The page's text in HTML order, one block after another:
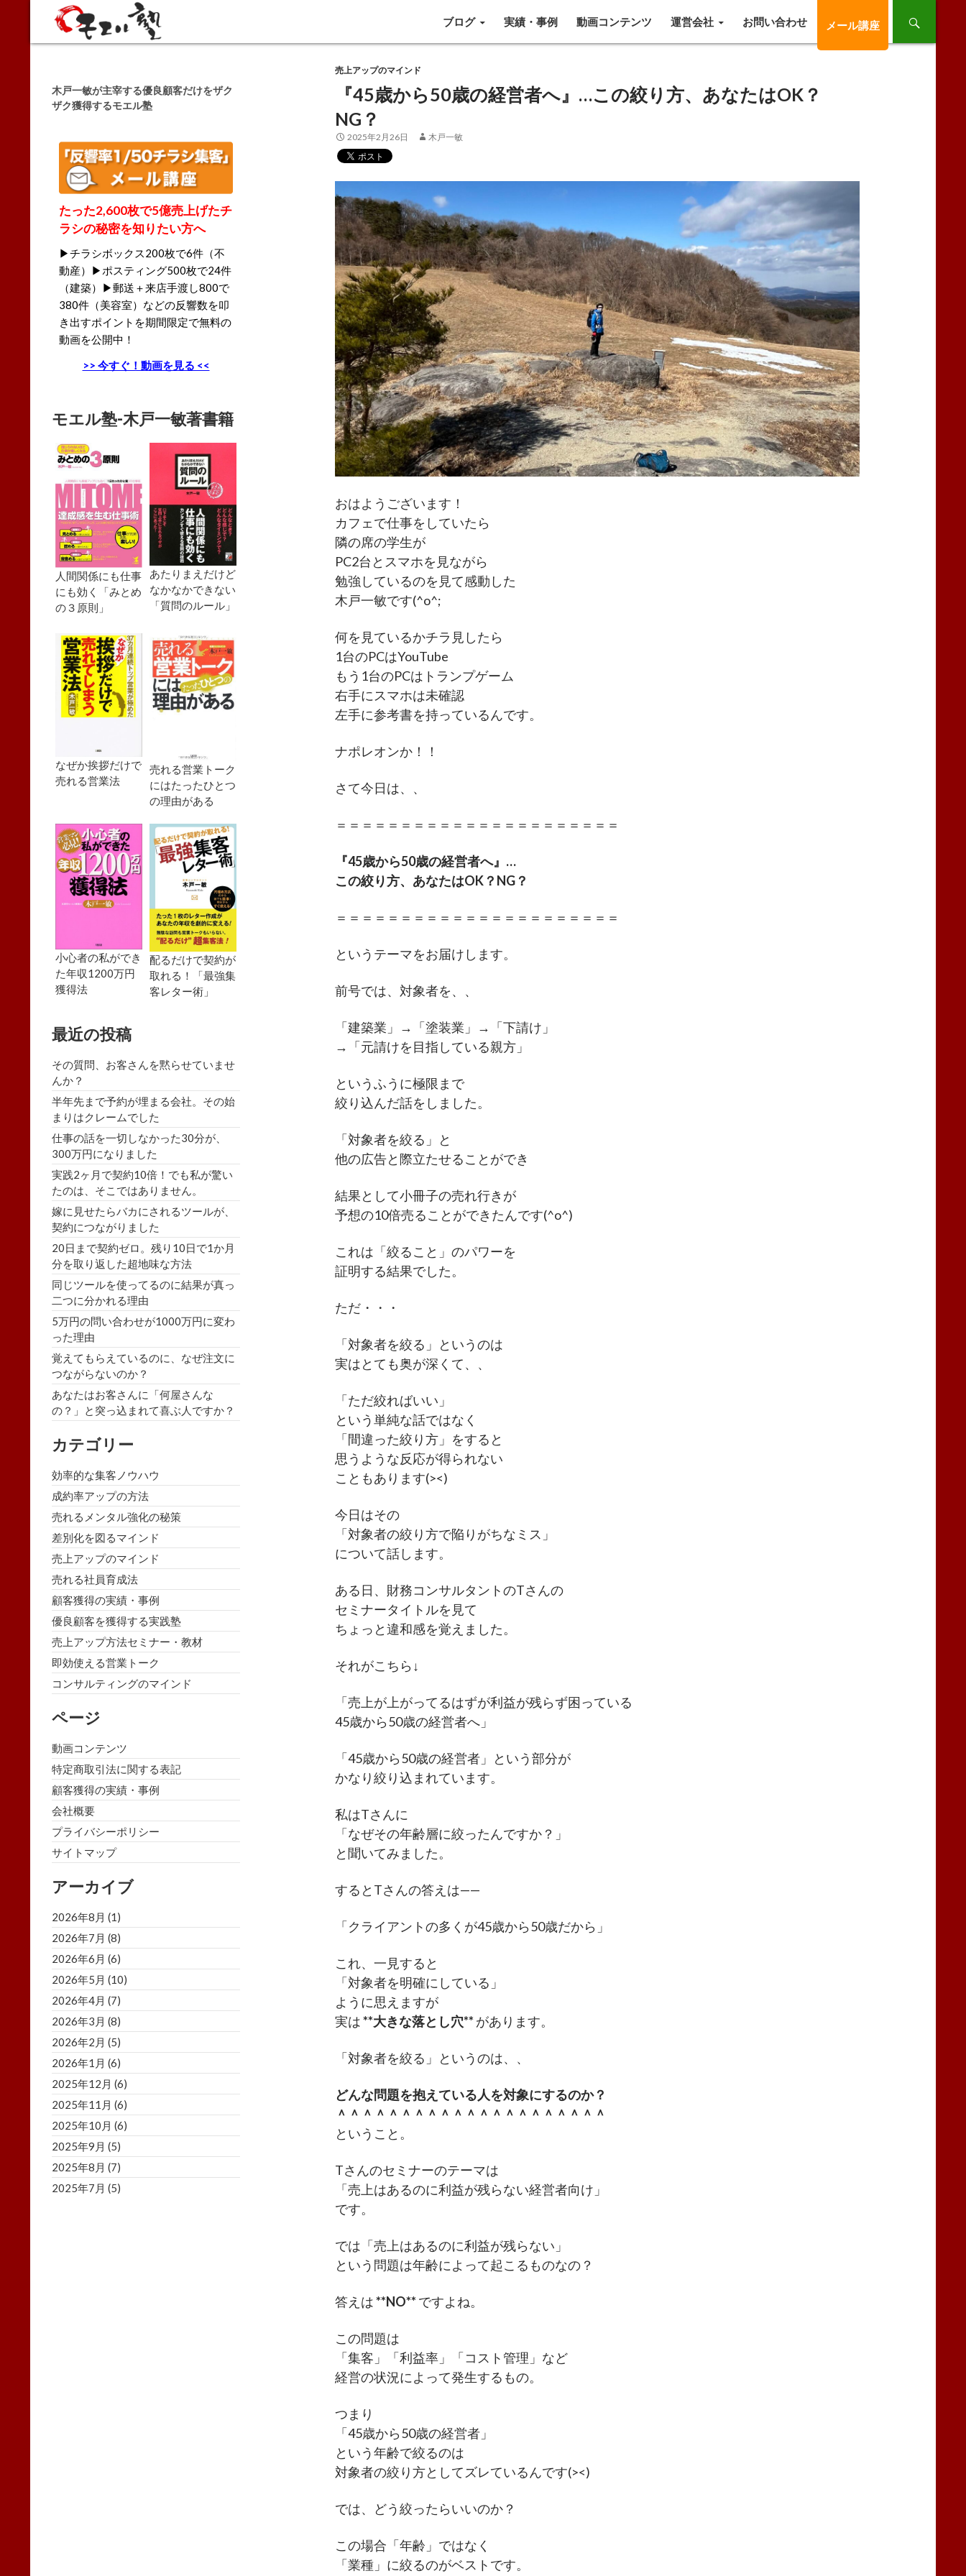
Search
ブログ
実績・事例 動画コンテンツ 運営会社 お問い合わせ メール講座
売上アップのマインド
『45歳から50歳の経営者へ』…この絞り方、あなたはOK？
NG？
2025年2月26日 木戸一敏
おはようございます！
カフェで仕事をしていたら
隣の席の学生が
PC2台とスマホを見ながら
勉強しているのを見て感動した
木戸一敏です(^o^;
何を見ているかチラ見したら
1台のPCはYouTube
もう1台のPCはトランプゲーム
右手にスマホは未確認
左手に参考書を持っているんです。
ナポレオンか！！
さて今日は、、
＝＝＝＝＝＝＝＝＝＝＝＝＝＝＝＝＝＝＝＝＝＝
『45歳から50歳の経営者へ』…
この絞り方、あなたはOK？NG？
＝＝＝＝＝＝＝＝＝＝＝＝＝＝＝＝＝＝＝＝＝＝
というテーマをお届けします。
前号では、対象者を、、
「建築業」→「塗装業」→「下請け」
→「元請けを目指している親方」
というふうに極限まで
絞り込んだ話をしました。
「対象者を絞る」と
他の広告と際立たせることができ
結果として小冊子の売れ行きが
予想の10倍売ることができたんです(^o^)
これは「絞ること」のパワーを
証明する結果でした。
ただ・・・
「対象者を絞る」というのは
実はとても奥が深くて、、
「ただ絞ればいい」
という単純な話ではなく
「間違った絞り方」をすると
思うような反応が得られない
こともあります(><)
今日はその
「対象者の絞り方で陥りがちなミス」
について話します。
ある日、財務コンサルタントのTさんの
セミナータイトルを見て
ちょっと違和感を覚えました。
それがこちら↓
「売上が上がってるはずが利益が残らず困っている
45歳から50歳の経営者へ」
「45歳から50歳の経営者」という部分が
かなり絞り込まれています。
私はTさんに
「なぜその年齢層に絞ったんですか？」
と聞いてみました。
するとTさんの答えは——
「クライアントの多くが45歳から50歳だから」
これ、一見すると
「対象者を明確にしている」
ように思えますが
実は**大きな落とし穴** があります。
「対象者を絞る」というのは、、
どんな問題を抱えている人を対象にするのか？
＾＾＾＾＾＾＾＾＾＾＾＾＾＾＾＾＾＾＾＾＾
ということ。
Tさんのセミナーのテーマは
「売上はあるのに利益が残らない経営者向け」
です。
では「売上はあるのに利益が残らない」
という問題は年齢によって起こるものなの？
答えは**NO** ですよね。
この問題は
「集客」「利益率」「コスト管理」など
経営の状況によって発生するもの。
つまり
「45歳から50歳の経営者」
という年齢で絞るのは
対象者の絞り方としてズレているんです(><)
では、どう絞ったらいいのか？
この場合「年齢」ではなく
「業種」に絞るのがベストです。
木戸一敏が主宰する優良顧客だけをザク
ザク獲得するモエル塾
たった2,600枚で5億売上げたチ
ラシの秘密を知りたい方へ
▶チラシボックス200枚で6件（不
動産）▶ポスティング500枚で24件
（建築）▶郵送＋来店手渡し800で
380件（美容室）などの反響数を叩
き出すポイントを期間限定で無料の
動画を公開中！
>> 今すぐ！動画を見る <<
モエル塾-木戸一敏著書籍
人間関係にも仕事
にも効く「みとめ
の３原則」
あたりまえだけど
なかなかできない
「質問のルール」
なぜか挨拶だけで
売れる営業法
売れる営業トーク
にはたったひとつ
の理由がある
小心者の私ができ
た年収1200万円
獲得法
配るだけで契約が
取れる！「最強集
客レター術」
最近の投稿
その質問、お客さんを黙らせていませ
んか？
半年先まで予約が埋まる会社。その始
まりはクレームでした
仕事の話を一切しなかった30分が、
300万円になりました
実践2ヶ月で契約10倍！でも私が驚い
たのは、そこではありません。
嫁に見せたらバカにされるツールが、
契約につながりました
20日まで契約ゼロ。残り10日で1か月
分を取り返した超地味な方法
同じツールを使ってるのに結果が真っ
二つに分かれる理由
5万円の問い合わせが1000万円に変わ
った理由
覚えてもらえているのに、なぜ注文に
つながらないのか？
あなたはお客さんに「何屋さんな
の？」と突っ込まれて喜ぶ人ですか？
カテゴリー
効率的な集客ノウハウ
成約率アップの方法
売れるメンタル強化の秘策
差別化を図るマインド
売上アップのマインド
売れる社員育成法
顧客獲得の実績・事例
優良顧客を獲得する実践塾
売上アップ方法セミナー・教材
即効使える営業トーク
コンサルティングのマインド
ページ
動画コンテンツ
特定商取引法に関する表記
顧客獲得の実績・事例
会社概要
プライバシーポリシー
サイトマップ
アーカイブ
2026年8月 (1)
2026年7月 (8)
2026年6月 (6)
2026年5月 (10)
2026年4月 (7)
2026年3月 (8)
2026年2月 (5)
2026年1月 (6)
2025年12月 (6)
2025年11月 (6)
2025年10月 (6)
2025年9月 (5)
2025年8月 (7)
2025年7月 (5)